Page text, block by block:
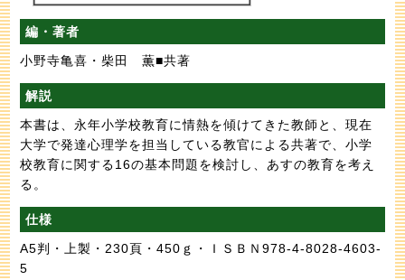
編・著者
小野寺亀喜・柴田 薫■共著
解説
本書は、永年小学校教育に情熱を傾けてきた教師と、現在
大学で発達心理学を担当している教官による共著で、小学
校教育に関する16の基本問題を検討し、あすの教育を考え
る。
仕様
A5判・上製・230頁・450ｇ・ＩＳＢＮ978-4-8028-4603-
5